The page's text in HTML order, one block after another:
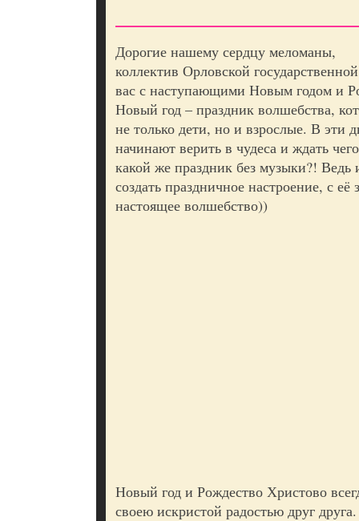
Дорогие нашему сердцу меломаны,
коллектив Орловской
вас с наступающими Новым годом и
Новый год – праздник волшебства,
не только дети, но и взрослые. В эти
начинают верить в чудеса и ждать
какой же праздник без музыки?! Ведь
создать праздничное настроение, с её
настоящее волшебство))
Новый год и Рождество Христово
своею искристой радостью друг